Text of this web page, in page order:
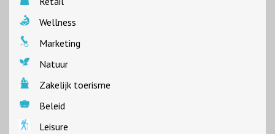
Wellness
Marketing
Natuur
Zakelijk toerisme
Beleid
Leisure